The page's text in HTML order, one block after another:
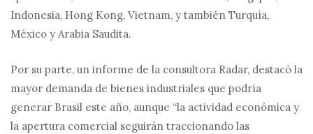
Indonesia, Hong Kong, Vietnam, y también Turquía,
México y Arabia Saudita.
Por su parte, un informe de la consultora Radar, destacó la
mayor demanda de bienes industriales que podría
generar Brasil este año, aunque “la actividad económica y
la apertura comercial seguirán traccionando las